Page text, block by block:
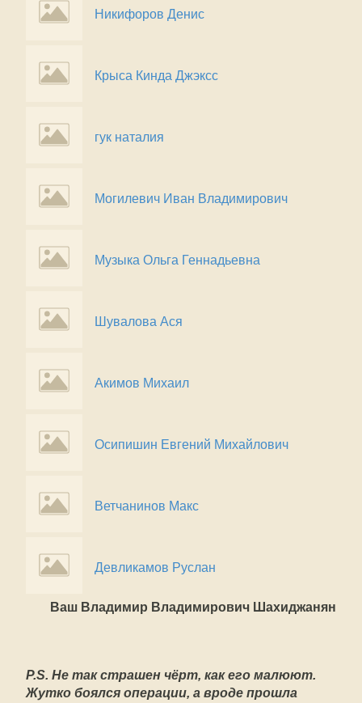
Никифоров Денис
Крыса Кинда Джэксс
гук наталия
Могилевич Иван Владимирович
Музыка Ольга Геннадьевна
Шувалова Ася
Акимов Михаил
Осипишин Евгений Михайлович
Ветчанинов Макс
Девликамов Руслан
Ваш Владимир Владимирович Шахиджанян
P.S. Не так страшен чёрт, как его малюют.
Жутко боялся операции, а вроде прошла